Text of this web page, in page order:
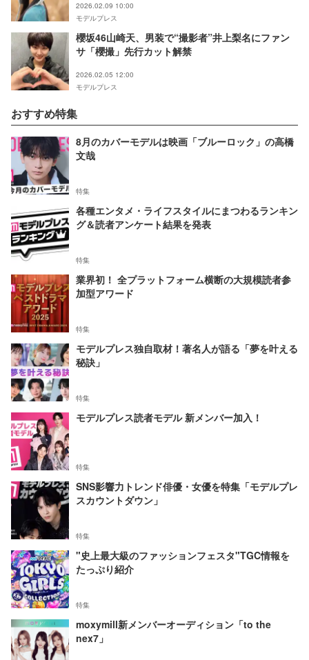
2026.02.09 10:00
モデルプレス
櫻坂46山崎天、男装で“撮影者”井上梨名にファン
サ「櫻撮」先行カット解禁
2026.02.05 12:00
モデルプレス
おすすめ特集
8月のカバーモデルは映画「ブルーロック」の高橋
文哉
特集
各種エンタメ・ライフスタイルにまつわるランキン
グ＆読者アンケート結果を発表
特集
業界初！ 全プラットフォーム横断の大規模読者参
加型アワード
特集
モデルプレス独自取材！著名人が語る「夢を叶える
秘訣」
特集
モデルプレス読者モデル 新メンバー加入！
特集
SNS影響力トレンド俳優・女優を特集「モデルプレ
スカウントダウン」
特集
"史上最大級のファッションフェスタ"TGC情報を
たっぷり紹介
特集
moxymill新メンバーオーディション「to the
nex7」